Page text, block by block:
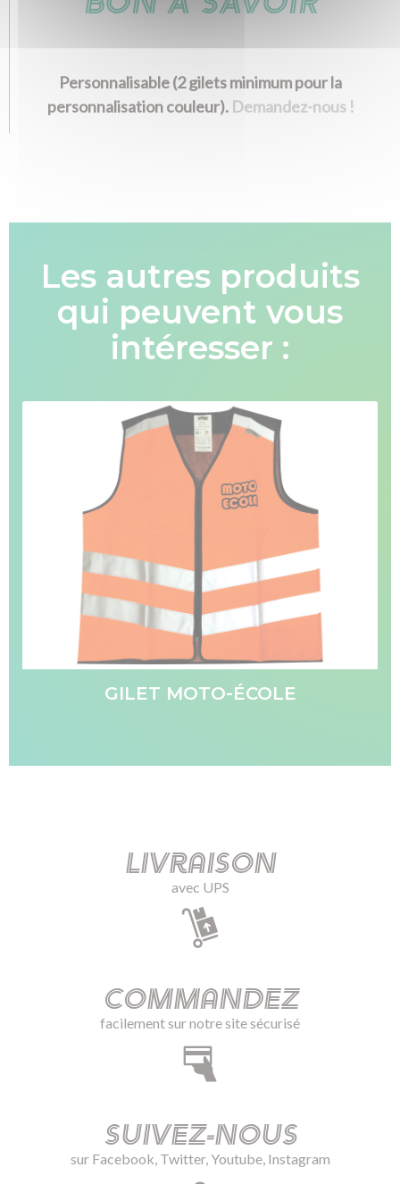
Textile et bagagerie Club Rousseau
Personnalisable (2 gilets minimum pour la
personnalisation couleur). Demandez-nous !
Les autres produits
qui peuvent vous
intéresser :
GILET MOTO-ÉCOLE
Livraison
avec UPS
Commandez
facilement sur notre site sécurisé
Suivez-nous
sur Facebook, Twitter, Youtube, Instagram